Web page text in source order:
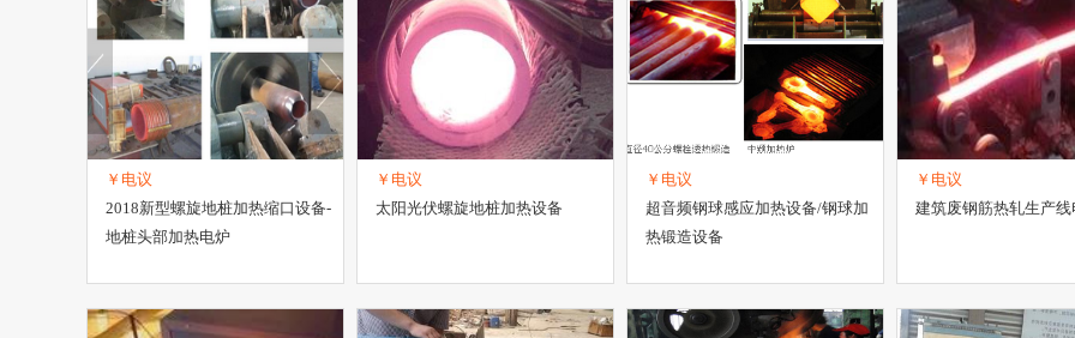
￥电议
2018新型螺旋地桩加热缩口设备-
地桩头部加热电炉
￥电议
太阳光伏螺旋地桩加热设备
￥电议
超音频钢球感应加热设备/钢球加
热锻造设备
￥电议
建筑废钢筋热轧生产线